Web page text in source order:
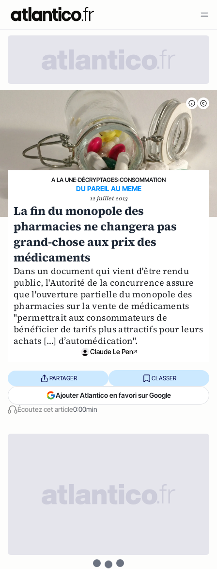
A LA UNE›DÉCRYPTAGES›CONSOMMATION
DU PAREIL AU MEME
12 juillet 2013
La fin du monopole des
pharmacies ne changera pas
grand-chose aux prix des
médicaments
Dans un document qui vient d'être rendu
public, l'Autorité de la concurrence assure
que l'ouverture partielle du monopole des
pharmacies sur la vente de médicaments
"permettrait aux consommateurs de
bénéficier de tarifs plus attractifs pour leurs
achats […] d’automédication".
Claude Le Pen
Écoutez cet article0:00min
PARTAGER CLASSER
Ajouter Atlantico en favori sur Google